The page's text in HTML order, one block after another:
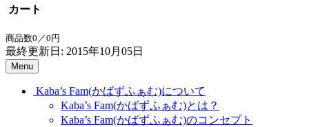
カート
商品数0／0円
最終更新日: 2015年10月05日
Menu
Kaba’s Fam(かばずふぁむ)について
Kaba’s Fam(かばずふぁむ)とは？
Kaba’s Fam(かばずふぁむ)のコンセプト